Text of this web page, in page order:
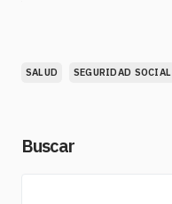
SALUD SEGURIDAD SOCIAL
Buscar